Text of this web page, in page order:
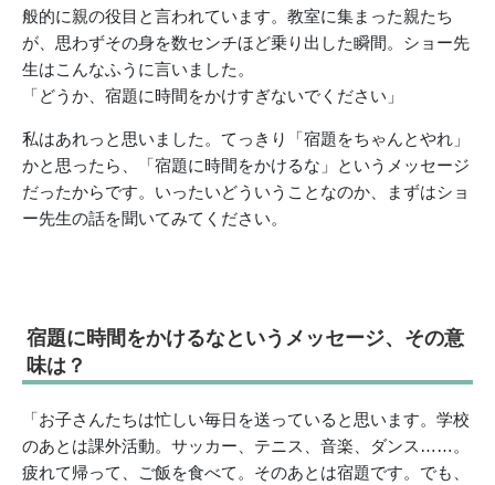
般的に親の役目と言われています。教室に集まった親たち
が、思わずその身を数センチほど乗り出した瞬間。ショー先
生はこんなふうに言いました。
「どうか、宿題に時間をかけすぎないでください」
私はあれっと思いました。てっきり「宿題をちゃんとやれ」
かと思ったら、「宿題に時間をかけるな」というメッセージ
だったからです。いったいどういうことなのか、まずはショ
ー先生の話を聞いてみてください。
宿題に時間をかけるなというメッセージ、その意
味は？
「お子さんたちは忙しい毎日を送っていると思います。学校
のあとは課外活動。サッカー、テニス、音楽、ダンス……。
疲れて帰って、ご飯を食べて。そのあとは宿題です。でも、